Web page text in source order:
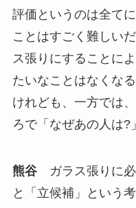
評価というのは全て
ことはすごく難しい
ス張りにすることに
たいなことはなくな
けれども、一方では
ろで「なぜあの人は?
熊谷ガラス張りに必
と「立候補」という